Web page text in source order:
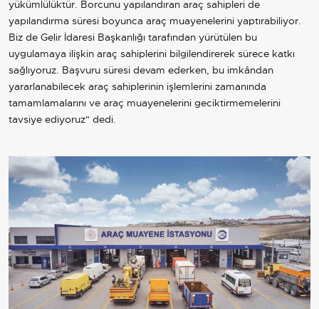
yükümlülüktür. Borcunu yapılandıran araç sahipleri de
yapılandırma süresi boyunca araç muayenelerini yaptırabiliyor.
Biz de Gelir İdaresi Başkanlığı tarafından yürütülen bu
uygulamaya ilişkin araç sahiplerini bilgilendirerek sürece katkı
sağlıyoruz. Başvuru süresi devam ederken, bu imkândan
yararlanabilecek araç sahiplerinin işlemlerini zamanında
tamamlamalarını ve araç muayenelerini geciktirmemelerini
tavsiye ediyoruz" dedi.